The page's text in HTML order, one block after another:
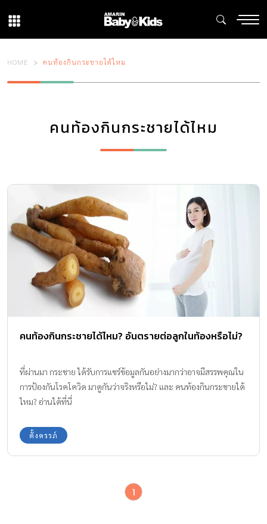
HOME คนท้องกินกระชายได้ไหม
คนท้องกินกระชายได้ไหม
คนท้องกินกระชายได้ไหม? อันตรายต่อลูกในท้องหรือไม่?
ที่ผ่านมา กระชาย ได้รับการแชร์ข้อมูลกันอย่างมากว่าอาจมีสรรพคุณใน
การป้องกันโรคโควิด มาดูกันว่าจริงหรือไม่? และ คนท้องกินกระชายได้
ไหม? อ่านได้ที่นี่
ตั้งครรภ์
1